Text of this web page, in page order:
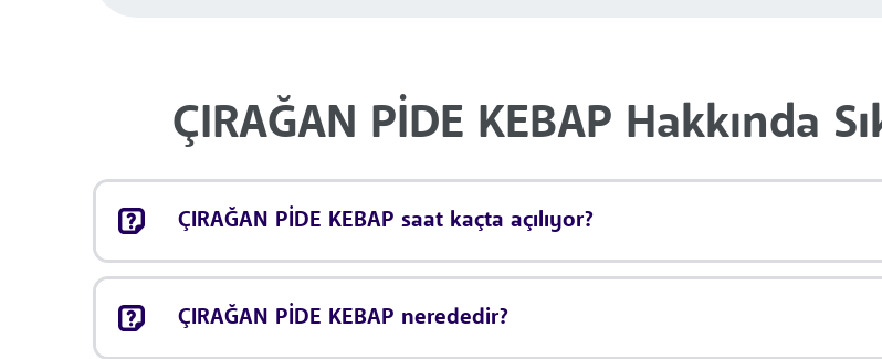
ÇIRAĞAN PİDE KEBAP Hakkında
ÇIRAĞAN PİDE KEBAP saat kaçta açılıyor?
ÇIRAĞAN PİDE KEBAP nerededir?